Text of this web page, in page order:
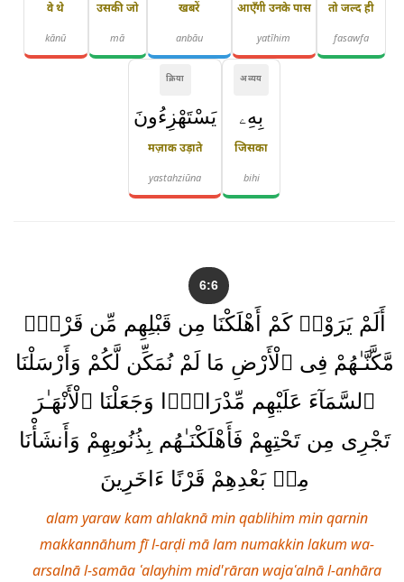
तो जल्द ही
fasawfa
आएँगी उनके पास
yatīhim
खबरें
anbāu
उसकी जो
mā
वे थे
kānū
अव्यय
بِهِۦ
जिसका
bihi
क्रिया
يَسْتَهْزِءُونَ
मज़ाक उड़ाते
yastahziūna
6:6
أَلَمْ يَرَوْا۟ كَمْ أَهْلَكْنَا مِن قَبْلِهِم مِّن قَرْنٍۢ
مَّكَّنَّـٰهُمْ فِى ٱلْأَرْضِ مَا لَمْ نُمَكِّن لَّكُمْ وَأَرْسَلْنَا
ٱلسَّمَآءَ عَلَيْهِم مِّدْرَارًۭا وَجَعَلْنَا ٱلْأَنْهَـٰرَ
تَجْرِى مِن تَحْتِهِمْ فَأَهْلَكْنَـٰهُم بِذُنُوبِهِمْ وَأَنشَأْنَا
مِنۢ بَعْدِهِمْ قَرْنًا ءَاخَرِينَ
alam yaraw kam ahlaknā min qablihim min qarnin
makkannāhum fī l-arḍi mā lam numakkin lakum wa-
arsalnā l-samāa ʿalayhim mid'rāran wajaʿalnā l-anhāra